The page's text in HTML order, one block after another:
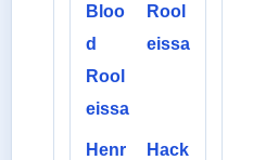
Bloo
d
Rool
eissa
Rool
eissa
Henr
Hack